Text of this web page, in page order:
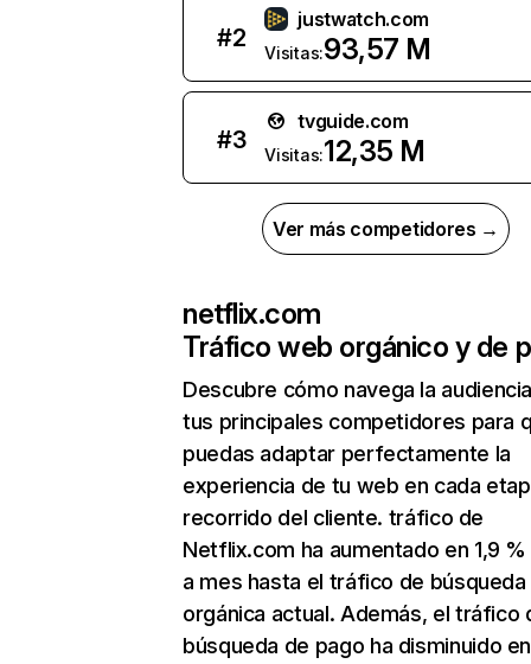
#2
justwatch.com
Visitas:93,57 M
#3
tvguide.com
Visitas:12,35 M
Ver más competidores →
netflix.com
Tráfico web orgánico y de
Descubre cómo navega la
tus principales competidores para
puedas adaptar perfectamente la
experiencia de tu web en cada
recorrido del cliente. tráfico de
Netflix.com ha aumentado en 1,9
a mes hasta el tráfico de búsqueda
orgánica actual. Además, el tráfico
búsqueda de pago ha disminuido en